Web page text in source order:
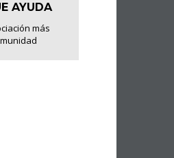
AYUDA
más